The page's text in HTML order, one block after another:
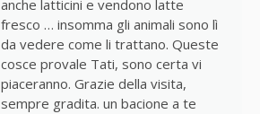
anche latticini e vendono latte
fresco … insomma gli animali sono lì
da vedere come li trattano. Queste
cosce provale Tati, sono certa vi
piaceranno. Grazie della visita,
sempre gradita. un bacione a te